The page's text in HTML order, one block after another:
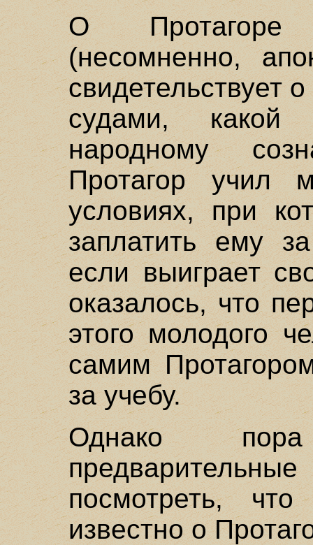
О Протагоре
(несомненно,
свидетельствует
судами, какой
народному
Протагор учил
условиях, при
заплатить ему
если выиграет
оказалось, что
этого молодого
самим
за учебу.
Однако
посмотреть,
известно о